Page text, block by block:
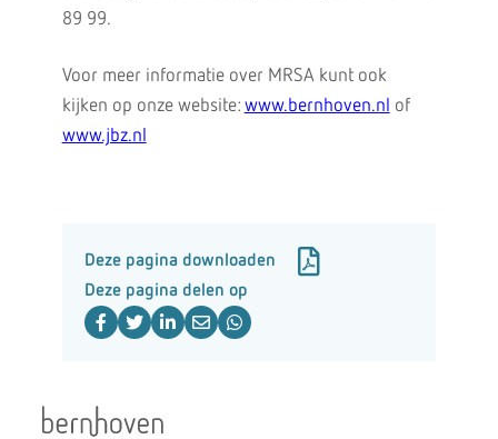
89 99.
Voor meer informatie over MRSA kunt ook
kijken op onze website: www.bernhoven.nl of
www.jbz.nl
Deze pagina downloaden
Deze pagina delen op